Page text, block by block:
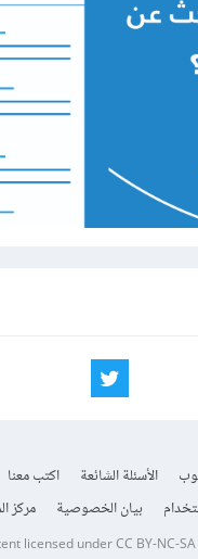
الأسئلة الشائعة اكتب معنا
بيان الخصوصية مركز
licensed underCC BY-NC-